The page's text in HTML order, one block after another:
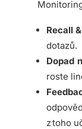
Recall
dotazů.
Dopad
roste
z toho